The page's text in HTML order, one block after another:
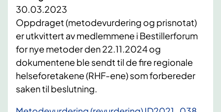
30.03.2023
Oppdraget (metodevurdering og prisnotat)
er utkvittert av medlemmene i Bestillerforum
for nye metoder den 22.11.2024 og
dokumentene ble sendt til de fire regionale
helseforetakene (RHF-ene) som forbereder
saken til beslutning.